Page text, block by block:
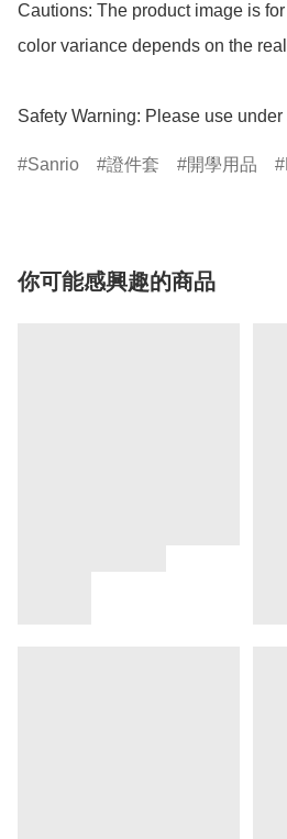
Cautions: The product image is
color variance depends on the
Safety Warning: Please use
Sanrio 證件套 開學用品
你可能感興趣的商品